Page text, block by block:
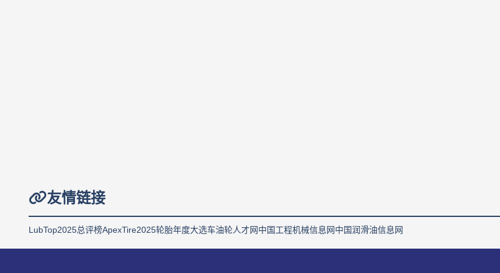
友情链接
LubTop2025总评榜ApexTire2025轮胎年度大选车油轮人才网中国工程机械信息网中国润滑油信息网